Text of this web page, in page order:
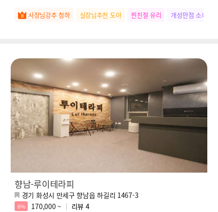
사장님강추 청하 실장님추천 도아 찐친절 유리 개성만점 소희
향남-루이테라피
경기 화성시 만세구 향남읍 하길리 1467-3
6% 170,000 ~ 리뷰 4